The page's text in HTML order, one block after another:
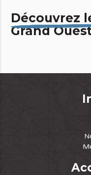
Découvrez
Grand